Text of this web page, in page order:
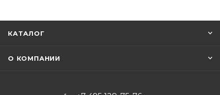
КАТАЛОГ
О КОМПАНИИ